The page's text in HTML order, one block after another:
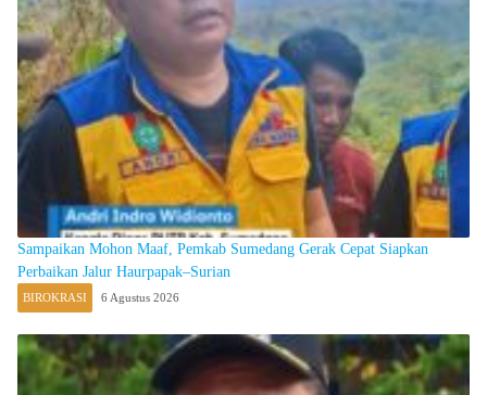
Sampaikan Mohon Maaf, Pemkab Sumedang Gerak Cepat Siapkan
Perbaikan Jalur Haurpapak–Surian
BIROKRASI 6 Agustus 2026